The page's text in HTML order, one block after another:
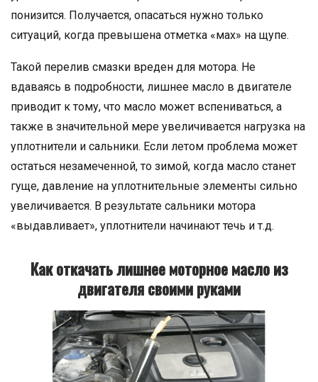
понизится. Получается, опасаться нужно только
ситуаций, когда превышена отметка «мах» на щупе.
Такой перелив смазки вреден для мотора. Не
вдаваясь в подробности, лишнее масло в двигателе
приводит к тому, что масло может вспениваться, а
также в значительной мере увеличивается нагрузка на
уплотнители и сальники. Если летом проблема может
остаться незамеченной, то зимой, когда масло станет
гуще, давление на уплотнительные элементы сильно
увеличивается. В результате сальники мотора
«выдавливает», уплотнители начинают течь и т.д.
Как откачать лишнее моторное масло из
двигателя своими руками